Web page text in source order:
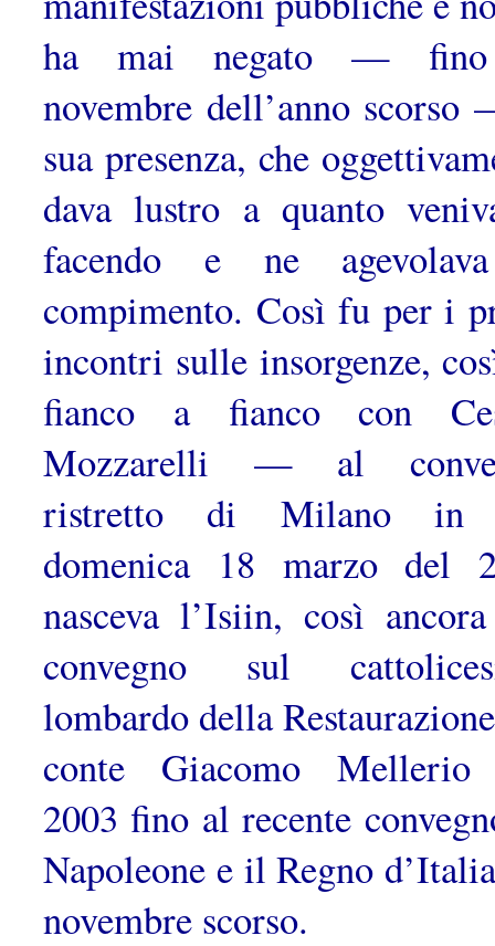
ha mai negato —
novembre dell’anno
sua presenza, che
dava lustro a quanto
facendo e ne
compimento. Così fu per i
incontri sulle insorgenze,
fianco a fianco con
Mozzarelli — al
ristretto di Mi­lano in
domenica 18 marzo del
nasceva l’Isiin, così
convegno sul
lombardo della
conte Giaco­mo
2003 fino al recente
Napoleone e il Regno
novembre scorso.